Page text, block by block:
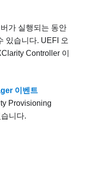
가 실행되는 동안
있습니다. UEFI 오
Controller 이
이벤트
Provisioning
니다.